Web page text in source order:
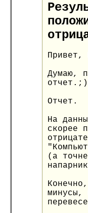
Привет,
Думаю,
отчет.;)
Отчет.
На
скорее
(а
минусы,